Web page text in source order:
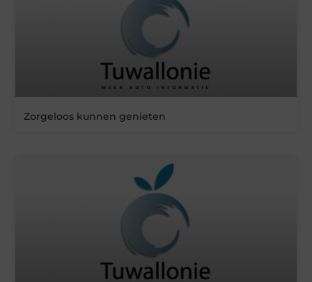
Zorgeloos kunnen genieten